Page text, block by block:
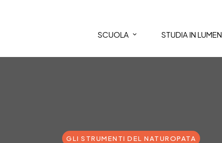
SCUOLA STUDIA IN LUMEN
GLI STRUMENTI DEL NATUROPATA